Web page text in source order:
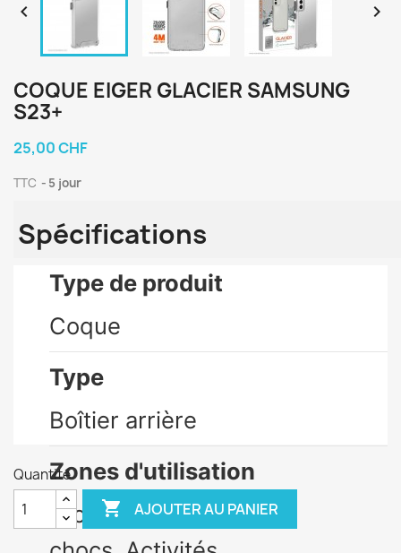
 
COQUE EIGER GLACIER SAMSUNG
S23+
25,00 CHF
TTC 5 jour
Spécifications
Type de produit
Coque
Type
Boîtier arrière
Zones d'utilisation
Protection contre les
Quantité
 AJOUTER AU PANIER